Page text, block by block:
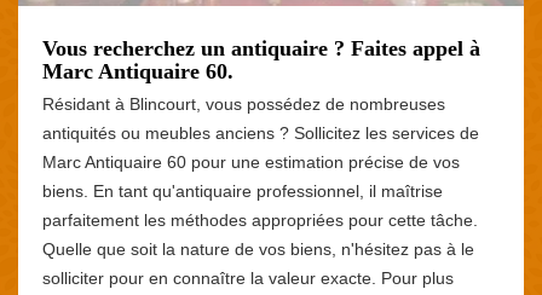
Vous recherchez un antiquaire ? Faites appel à
Marc Antiquaire 60.
Résidant à Blincourt, vous possédez de nombreuses
antiquités ou meubles anciens ? Sollicitez les services de
Marc Antiquaire 60 pour une estimation précise de vos
biens. En tant qu'antiquaire professionnel, il maîtrise
parfaitement les méthodes appropriées pour cette tâche.
Quelle que soit la nature de vos biens, n'hésitez pas à le
solliciter pour en connaître la valeur exacte. Pour plus